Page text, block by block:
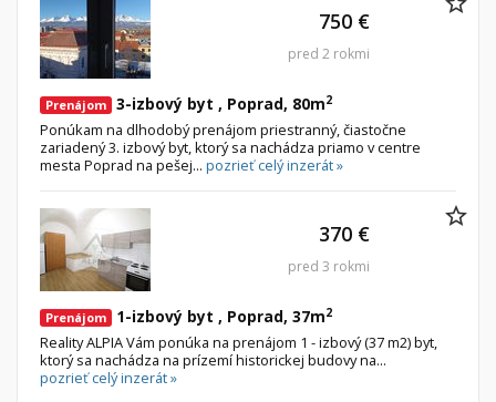
Byt
Garsónky
Dvojgarsónky
1-izbové
2-izbové
3-izbové
Vila
Chalupa
Pozemok
Stavebné pozemky
Bývanie a rekreácia
Prenájom 3-izbový byt , Poprad, 80m2
Ponúkam na dlhodobý prenájom priestranný, čiastočne
zariadený 3. izbový byt, ktorý sa nachádza priamo v centre
mesta Poprad na pešej... pozrieť celý inzerát »
750 €
pred 2 rokmi
Prenájom 1-izbový byt , Poprad, 37m2
Reality ALPIA Vám ponúka na prenájom 1 - izbový (37 m2) byt,
ktorý sa nachádza na prízemí historickej budovy na...
pozrieť celý inzerát »
370 €
pred 3 rokmi